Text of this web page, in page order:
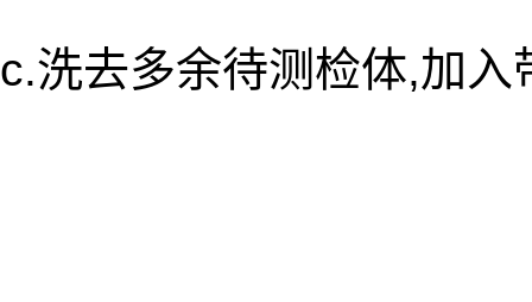
c.洗去多余待测检体,加